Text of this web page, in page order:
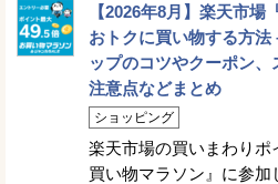
【2026年8月】楽天市
おトクに買い物する方
ップのコツやクーポン、
注意点などまとめ
ショッピング
楽天市場の買いまわり
買い物マラソン』に参加